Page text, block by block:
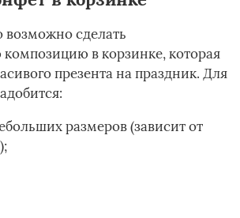
возможно сделать
в корзинке, которая
презента на праздник. Для
размеров (зависит от